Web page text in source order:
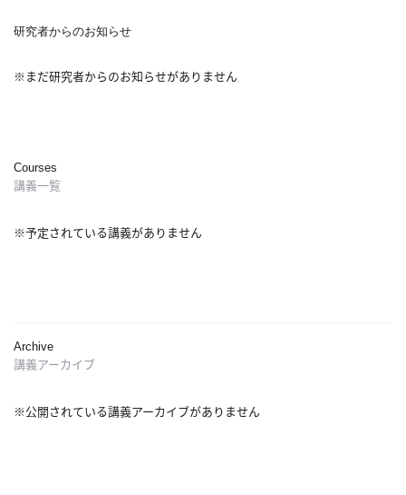
要
ラ
ー
研究者からのお知らせ
※まだ研究者からのお知らせがありません
Courses
講義一覧
※予定されている講義がありません
Archive
講義アーカイブ
※公開されている講義アーカイブがありません